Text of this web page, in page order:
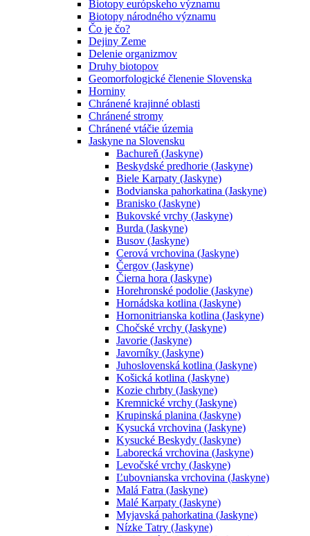
Biotopy európskeho významu
Biotopy národného významu
Čo je čo?
Dejiny Zeme
Delenie organizmov
Druhy biotopov
Geomorfologické členenie Slovenska
Horniny
Chránené krajinné oblasti
Chránené stromy
Chránené vtáčie územia
Jaskyne na Slovensku
Bachureň (Jaskyne)
Beskydské predhorie (Jaskyne)
Biele Karpaty (Jaskyne)
Bodvianska pahorkatina (Jaskyne)
Branisko (Jaskyne)
Bukovské vrchy (Jaskyne)
Burda (Jaskyne)
Busov (Jaskyne)
Cerová vrchovina (Jaskyne)
Čergov (Jaskyne)
Čierna hora (Jaskyne)
Horehronské podolie (Jaskyne)
Hornádska kotlina (Jaskyne)
Hornonitrianska kotlina (Jaskyne)
Chočské vrchy (Jaskyne)
Javorie (Jaskyne)
Javorníky (Jaskyne)
Juhoslovenská kotlina (Jaskyne)
Košická kotlina (Jaskyne)
Kozie chrbty (Jaskyne)
Kremnické vrchy (Jaskyne)
Krupinská planina (Jaskyne)
Kysucká vrchovina (Jaskyne)
Kysucké Beskydy (Jaskyne)
Laborecká vrchovina (Jaskyne)
Levočské vrchy (Jaskyne)
Ľubovnianska vrchovina (Jaskyne)
Malá Fatra (Jaskyne)
Malé Karpaty (Jaskyne)
Myjavská pahorkatina (Jaskyne)
Nízke Tatry (Jaskyne)